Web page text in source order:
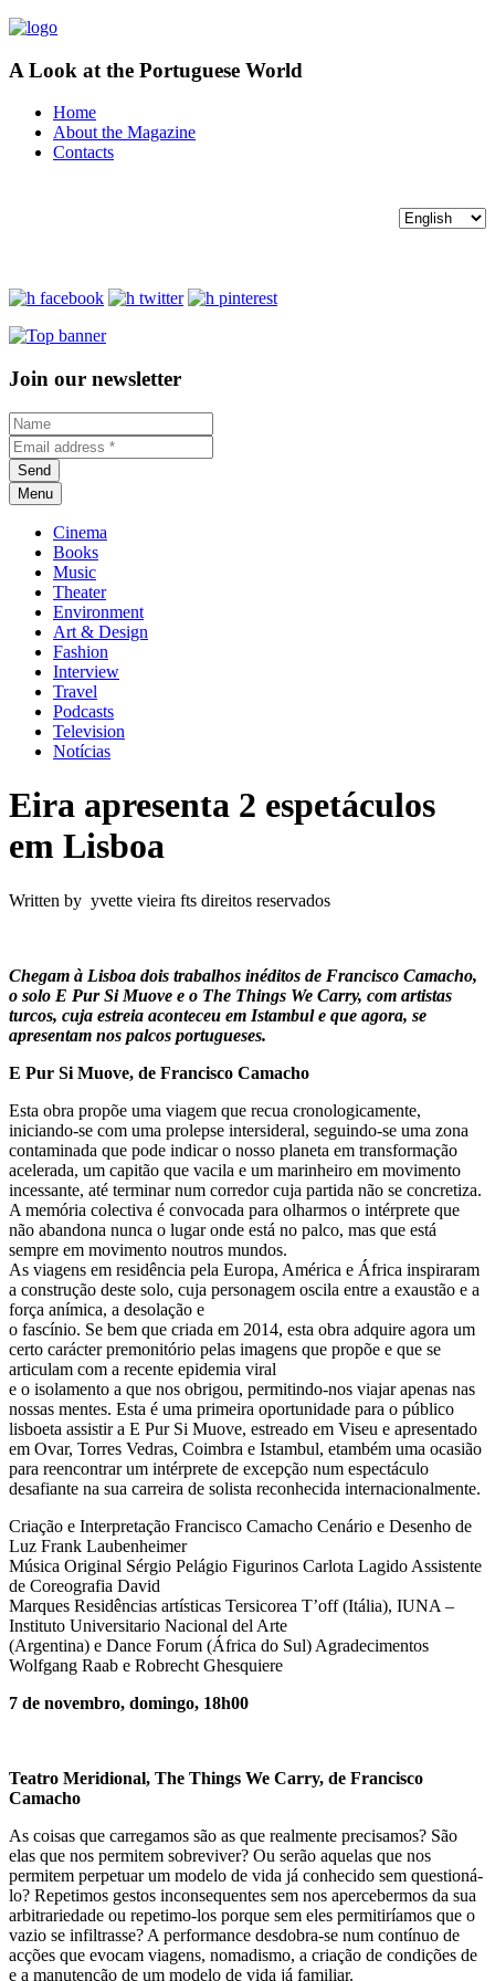
A Look at the Portuguese World
Home
About the Magazine
Contacts
Join our newsletter
Menu
Cinema
Books
Music
Theater
Environment
Art & Design
Fashion
Interview
Travel
Podcasts
Television
Notícias
Eira apresenta 2 espetáculos
em Lisboa
Written by yvette vieira fts direitos reservados
Chegam à Lisboa dois trabalhos inéditos de Francisco Camacho,
o solo E Pur Si Muove e o The Things We Carry, com artistas
turcos, cuja estreia aconteceu em Istambul e que agora, se
apresentam nos palcos portugueses.
E Pur Si Muove, de Francisco Camacho
Esta obra propõe uma viagem que recua cronologicamente,
iniciando-se com uma prolepse intersideral, seguindo-se uma zona
contaminada que pode indicar o nosso planeta em transformação
acelerada, um capitão que vacila e um marinheiro em movimento
incessante, até terminar num corredor cuja partida não se concretiza.
A memória colectiva é convocada para olharmos o intérprete que
não abandona nunca o lugar onde está no palco, mas que está
sempre em movimento noutros mundos.
As viagens em residência pela Europa, América e África inspiraram
a construção deste solo, cuja personagem oscila entre a exaustão e a
força anímica, a desolação e
o fascínio. Se bem que criada em 2014, esta obra adquire agora um
certo carácter premonitório pelas imagens que propõe e que se
articulam com a recente epidemia viral
e o isolamento a que nos obrigou, permitindo-nos viajar apenas nas
nossas mentes. Esta é uma primeira oportunidade para o público
lisboeta assistir a E Pur Si Muove, estreado em Viseu e apresentado
em Ovar, Torres Vedras, Coimbra e Istambul, etambém uma ocasião
para reencontrar um intérprete de excepção num espectáculo
desafiante na sua carreira de solista reconhecida internacionalmente.
Criação e Interpretação Francisco Camacho Cenário e Desenho de
Luz Frank Laubenheimer
Música Original Sérgio Pelágio Figurinos Carlota Lagido Assistente
de Coreografia David
Marques Residências artísticas Tersicorea T’off (Itália), IUNA –
Instituto Universitario Nacional del Arte
(Argentina) e Dance Forum (África do Sul) Agradecimentos
Wolfgang Raab e Robrecht Ghesquiere
7 de novembro, domingo, 18h00
Teatro Meridional, The Things We Carry, de Francisco
Camacho
As coisas que carregamos são as que realmente precisamos? São
elas que nos permitem sobreviver? Ou serão aquelas que nos
permitem perpetuar um modelo de vida já conhecido sem questioná-
lo? Repetimos gestos inconsequentes sem nos apercebermos da sua
arbitrariedade ou repetimo-los porque sem eles permitiríamos que o
vazio se infiltrasse? A performance desdobra-se num contínuo de
acções que evocam viagens, nomadismo, a criação de condições de
e a manutenção de um modelo de vida já familiar.